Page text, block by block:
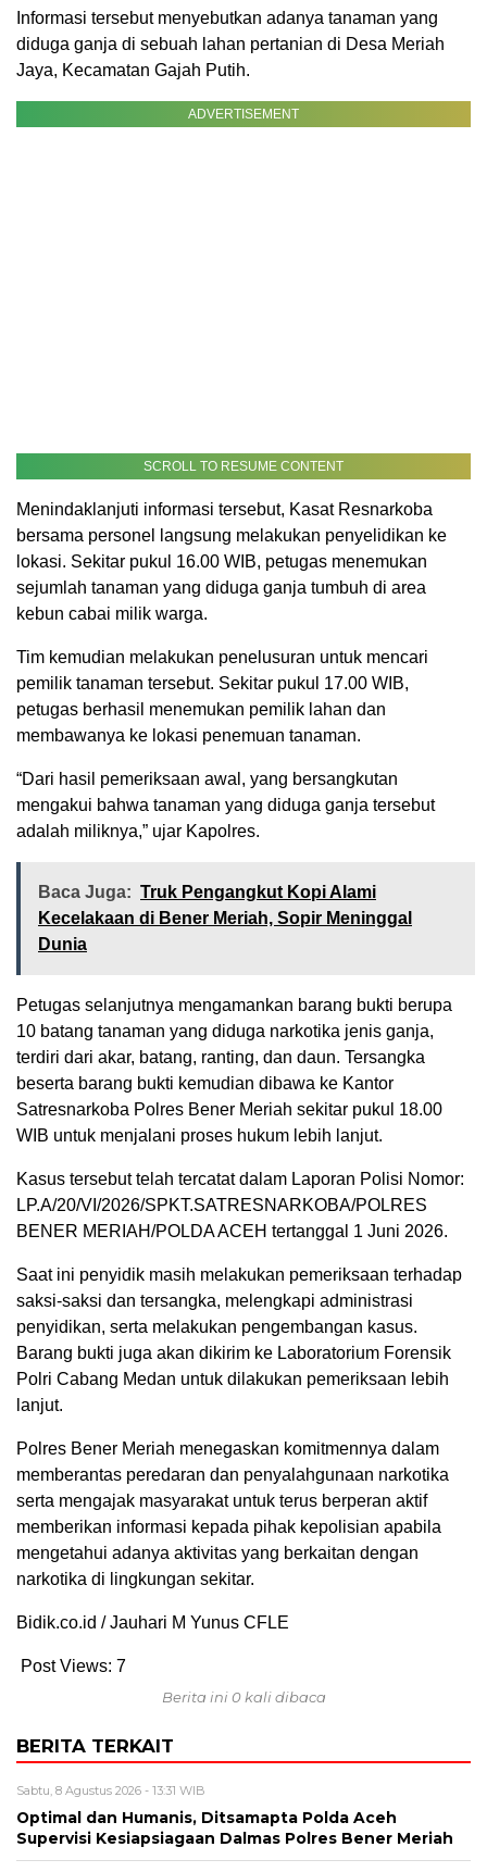
Informasi tersebut menyebutkan adanya tanaman yang
diduga ganja di sebuah lahan pertanian di Desa Meriah
Jaya, Kecamatan Gajah Putih.
ADVERTISEMENT
SCROLL TO RESUME CONTENT
Menindaklanjuti informasi tersebut, Kasat Resnarkoba
bersama personel langsung melakukan penyelidikan ke
lokasi. Sekitar pukul 16.00 WIB, petugas menemukan
sejumlah tanaman yang diduga ganja tumbuh di area
kebun cabai milik warga.
Tim kemudian melakukan penelusuran untuk mencari
pemilik tanaman tersebut. Sekitar pukul 17.00 WIB,
petugas berhasil menemukan pemilik lahan dan
membawanya ke lokasi penemuan tanaman.
“Dari hasil pemeriksaan awal, yang bersangkutan
mengakui bahwa tanaman yang diduga ganja tersebut
adalah miliknya,” ujar Kapolres.
Baca Juga: Truk Pengangkut Kopi Alami
Kecelakaan di Bener Meriah, Sopir Meninggal
Dunia
Petugas selanjutnya mengamankan barang bukti berupa
10 batang tanaman yang diduga narkotika jenis ganja,
terdiri dari akar, batang, ranting, dan daun. Tersangka
beserta barang bukti kemudian dibawa ke Kantor
Satresnarkoba Polres Bener Meriah sekitar pukul 18.00
WIB untuk menjalani proses hukum lebih lanjut.
Kasus tersebut telah tercatat dalam Laporan Polisi Nomor:
LP.A/20/VI/2026/SPKT.SATRESNARKOBA/POLRES
BENER MERIAH/POLDA ACEH tertanggal 1 Juni 2026.
Saat ini penyidik masih melakukan pemeriksaan terhadap
saksi-saksi dan tersangka, melengkapi administrasi
penyidikan, serta melakukan pengembangan kasus.
Barang bukti juga akan dikirim ke Laboratorium Forensik
Polri Cabang Medan untuk dilakukan pemeriksaan lebih
lanjut.
Polres Bener Meriah menegaskan komitmennya dalam
memberantas peredaran dan penyalahgunaan narkotika
serta mengajak masyarakat untuk terus berperan aktif
memberikan informasi kepada pihak kepolisian apabila
mengetahui adanya aktivitas yang berkaitan dengan
narkotika di lingkungan sekitar.
Bidik.co.id / Jauhari M Yunus CFLE
Post Views: 7
Berita ini 0 kali dibaca
BERITA TERKAIT
Sabtu, 8 Agustus 2026 - 13:31 WIB
Optimal dan Humanis, Ditsamapta Polda Aceh
Supervisi Kesiapsiagaan Dalmas Polres Bener Meriah